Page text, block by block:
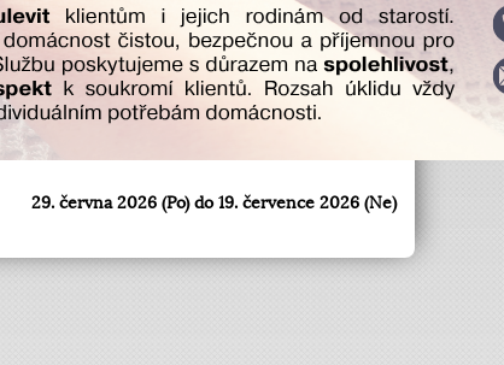
29. června 2026 (Po) do 19. července 2026 (Ne)